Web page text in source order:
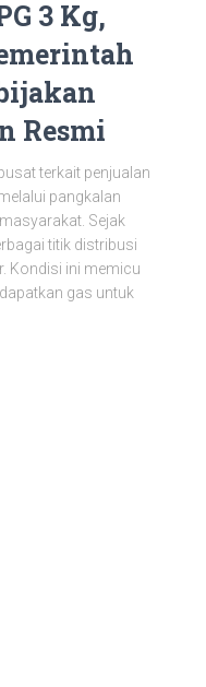
3 Kg,
Resmi
terkait penjualan
pangkalan
Sejak
titik distribusi
Kondisi ini memicu
gas untuk